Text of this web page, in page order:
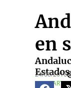
en
24/08/2016
COMPARTE